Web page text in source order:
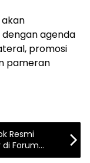
akan
agenda
promosi
pameran
Resmi
di Forum